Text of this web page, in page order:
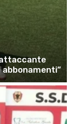
attaccante